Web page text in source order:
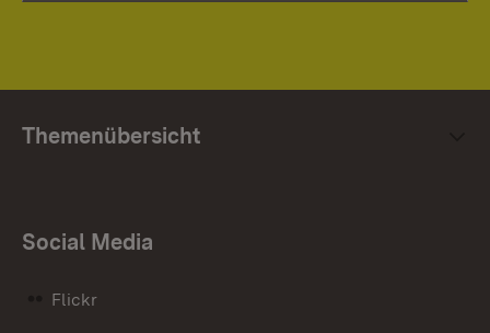
Themenübersicht
Social Media
Flickr